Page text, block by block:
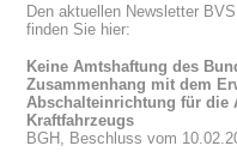
Den aktuellen Newsletter
finden Sie hier:
Keine Amtshaftung des
Zusammenhang mit dem
Abschalteinrichtung für die
Kraftfahrzeugs
BGH, Beschluss vom